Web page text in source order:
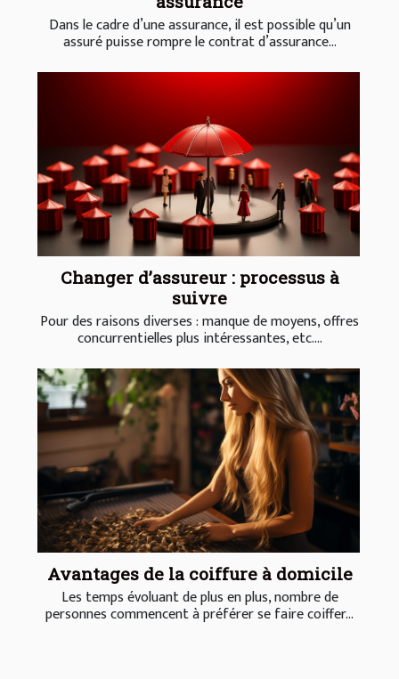
Dans le cadre d’une assurance, il est possible qu’un
assuré puisse rompre le contrat d’assurance...
Changer d’assureur : processus à
suivre
Pour des raisons diverses : manque de moyens, offres
concurrentielles plus intéressantes, etc....
Avantages de la coiffure à domicile
Les temps évoluant de plus en plus, nombre de
personnes commencent à préférer se faire coiffer...